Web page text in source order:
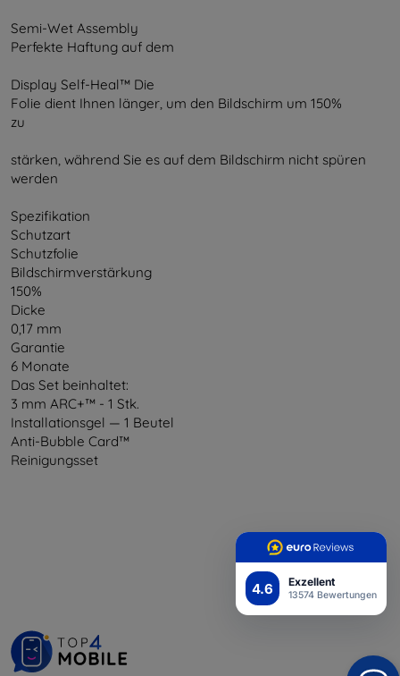
4.6 Exzellent
13574 Bewertungen
Semi-Wet Assembly
Perfekte Haftung auf dem
Display Self-Heal™ Die
Folie dient Ihnen länger, um den Bildschirm um 150%
zu
stärken, während Sie es auf dem Bildschirm nicht spüren
werden
Spezifikation
Schutzart
Schutzfolie
Bildschirmverstärkung
150%
Dicke
0,17 mm
Garantie
6 Monate
Das Set beinhaltet:
3 mm ARC+™ - 1 Stk.
Installationsgel — 1 Beutel
Anti-Bubble Card™
Reinigungsset